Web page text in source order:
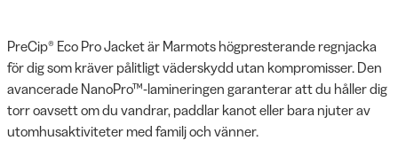
PreCip® Eco Pro Jacket är Marmots högpresterande regnjacka
för dig som kräver pålitligt väderskydd utan kompromisser. Den
avancerade NanoPro™-lamineringen garanterar att du håller dig
torr oavsett om du vandrar, paddlar kanot eller bara njuter av
utomhusaktiviteter med familj och vänner.